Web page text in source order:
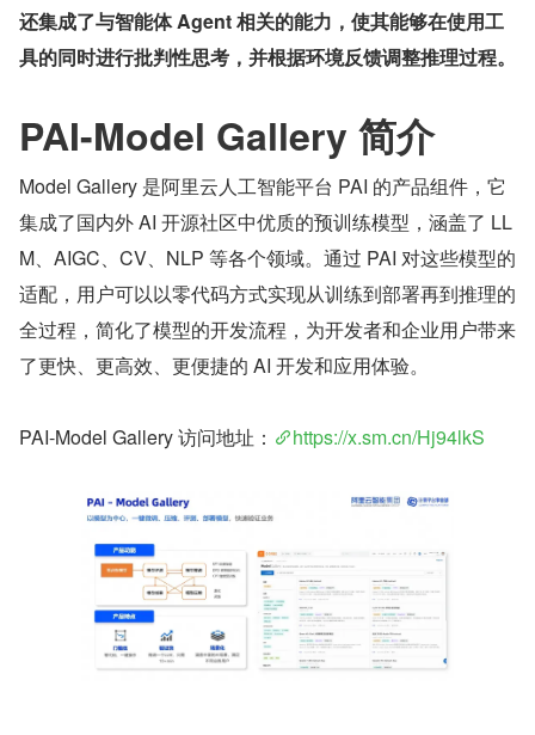
还集成了与智能体 Agent 相关的能力，使其能够在使用工
具的同时进行批判性思考，并根据环境反馈调整推理过程。
PAI-Model Gallery 简介
Model Gallery 是阿里云人工智能平台 PAI 的产品组件，它
集成了国内外 AI 开源社区中优质的预训练模型，涵盖了 LL
M、AIGC、CV、NLP 等各个领域。通过 PAI 对这些模型的
适配，用户可以以零代码方式实现从训练到部署再到推理的
全过程，简化了模型的开发流程，为开发者和企业用户带来
了更快、更高效、更便捷的 AI 开发和应用体验。
PAI-Model Gallery 访问地址： https://x.sm.cn/Hj94lkS